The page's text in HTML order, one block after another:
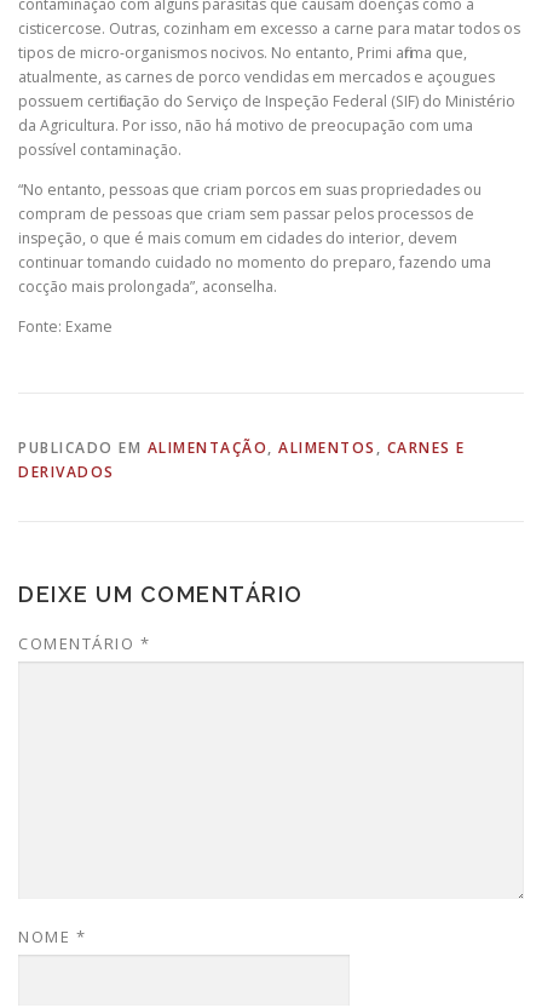
contaminação com alguns parasitas que causam doenças como a
cisticercose. Outras, cozinham em excesso a carne para matar todos os
tipos de micro-organismos nocivos. No entanto, Primi afirma que,
atualmente, as carnes de porco vendidas em mercados e açougues
possuem certificação do Serviço de Inspeção Federal (SIF) do Ministério
da Agricultura. Por isso, não há motivo de preocupação com uma
possível contaminação.
“No entanto, pessoas que criam porcos em suas propriedades ou
compram de pessoas que criam sem passar pelos processos de
inspeção, o que é mais comum em cidades do interior, devem
continuar tomando cuidado no momento do preparo, fazendo uma
cocção mais prolongada”, aconselha.
Fonte: Exame
PUBLICADO EM ALIMENTAÇÃO, ALIMENTOS , CARNES E
DERIVADOS
DEIXE UM COMENTÁRIO
COMENTÁRIO *
NOME *